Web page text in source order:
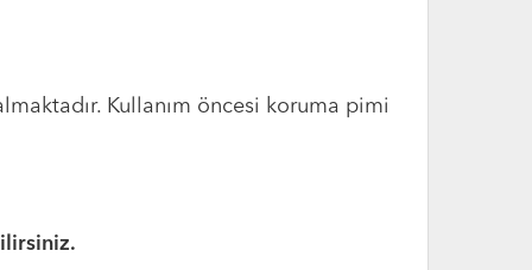
Kullanım öncesi koruma pimi